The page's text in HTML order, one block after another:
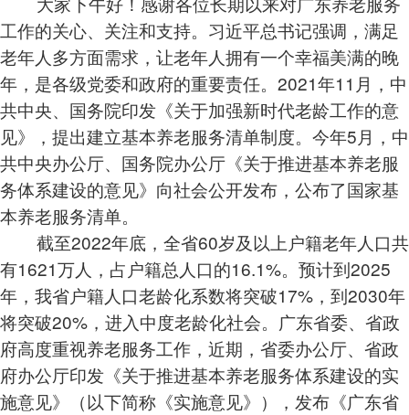
工作的关心、关注和支持。习近平总书记强调，满足
老年人多方面需求，让老年人拥有一个幸福美满的晚
年，是各级党委和政府的重要责任。2021年11月，中
共中央、国务院印发《关于加强新时代老龄工作的意
见》，提出建立基本养老服务清单制度。今年5月，中
共中央办公厅、国务院办公厅《关于推进基本养老服
务体系建设的意见》向社会公开发布，公布了国家基
本养老服务清单。
截至2022年底，全省60岁及以上户籍老年人口共
有1621万人，占户籍总人口的16.1%。预计到2025
年，我省户籍人口老龄化系数将突破17%，到2030年
将突破20%，进入中度老龄化社会。广东省委、省政
府高度重视养老服务工作，近期，省委办公厅、省政
府办公厅印发《关于推进基本养老服务体系建设的实
施意见》（以下简称《实施意见》），发布《广东省